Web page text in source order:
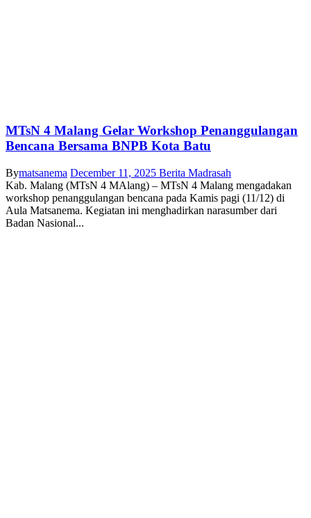
MTsN 4 Malang Gelar Workshop Penanggulangan
Bencana Bersama BNPB Kota Batu
Bymatsanema December 11, 2025 Berita Madrasah
Kab. Malang (MTsN 4 MAlang) – MTsN 4 Malang mengadakan
workshop penanggulangan bencana pada Kamis pagi (11/12) di
Aula Matsanema. Kegiatan ini menghadirkan narasumber dari
Badan Nasional...